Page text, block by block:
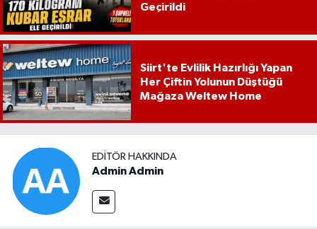
Geçirildi
Siirt'te Evlilik Hazırlığı Yapan
Her Çiftin Yolunun Düştüğü
Mağaza Weltew Home
EDITÖR HAKKINDA
Admin Admin